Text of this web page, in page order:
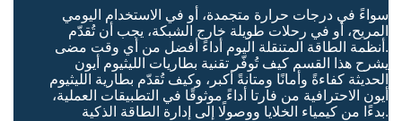
سواءً في درجات حرارة متجمدة، أو في الاستخدام اليومي
المريح، أو في رحلات طويلة خارج الشبكة، يجب أن تُقدّم
أنظمة الطاقة المتنقلة اليوم أداءً أفضل من أي وقت مضى.
يشرح هذا القسم كيف تُوفّر تقنية بطاريات الليثيوم أيون
الحديثة كفاءةً وأمانًا ومتانةً أكبر، وكيف تُقدّم بطارية الليثيوم
أيون الاحترافية من فارتا أداءً موثوقًا في التطبيقات العملية،
بدءًا من كيمياء الخلايا ووصولًا إلى إدارة الطاقة الذكية.